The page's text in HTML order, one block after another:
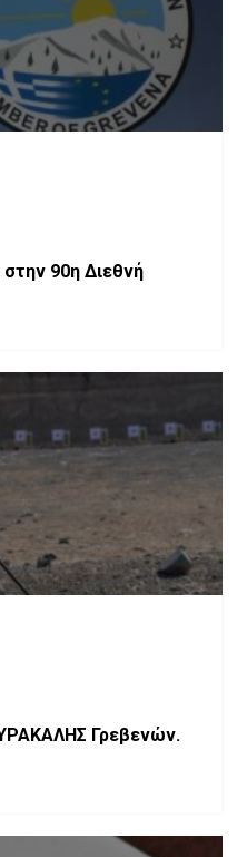
90η Διεθνή
Γρεβενών.